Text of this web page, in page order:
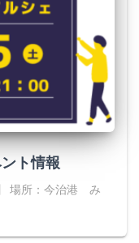
ト情報
場所：今治港 み